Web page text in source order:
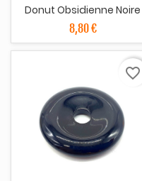
Donut Obsidienne Noire
8,80 €
favorite_border